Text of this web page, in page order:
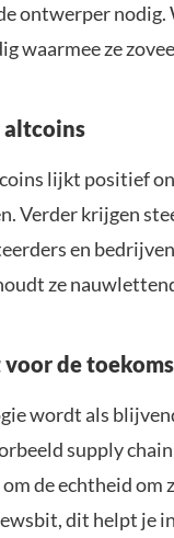
ontwerper
waarmee ze
altcoins
lijkt positief
Verder krijgen
en
ze
de
wordt als
supply
de echtheid om
dit helpt je